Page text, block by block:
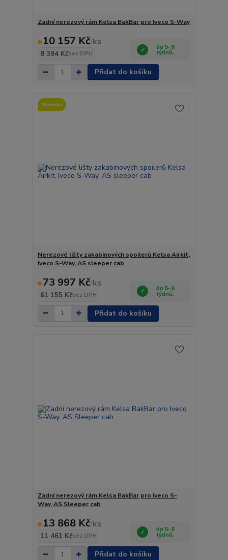
Zadní nerezový rám Kelsa BakBar pro Iveco S-Way
10 157 Kč/ks
8 394 Kčbez DPH
do 5- 6
týdnů.
Přidat do košíku
Novinka
Nerezové lišty zakabinových spoilerů Kelsa Airkit,
Iveco S-Way, AS sleeper cab
73 997 Kč/ks
61 155 Kčbez DPH
do 5- 6
týdnů.
Přidat do košíku
Zadní nerezový rám Kelsa BakBar pro Iveco S-
Way, AS Sleeper cab
13 868 Kč/ks
11 461 Kčbez DPH
do 5- 6
týdnů.
Přidat do košíku